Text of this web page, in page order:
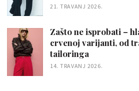
21. TRAVANJ 2026.
Zašto ne isprobati –
crvenoj varijanti, od
tailoringa
14. TRAVANJ 2026.